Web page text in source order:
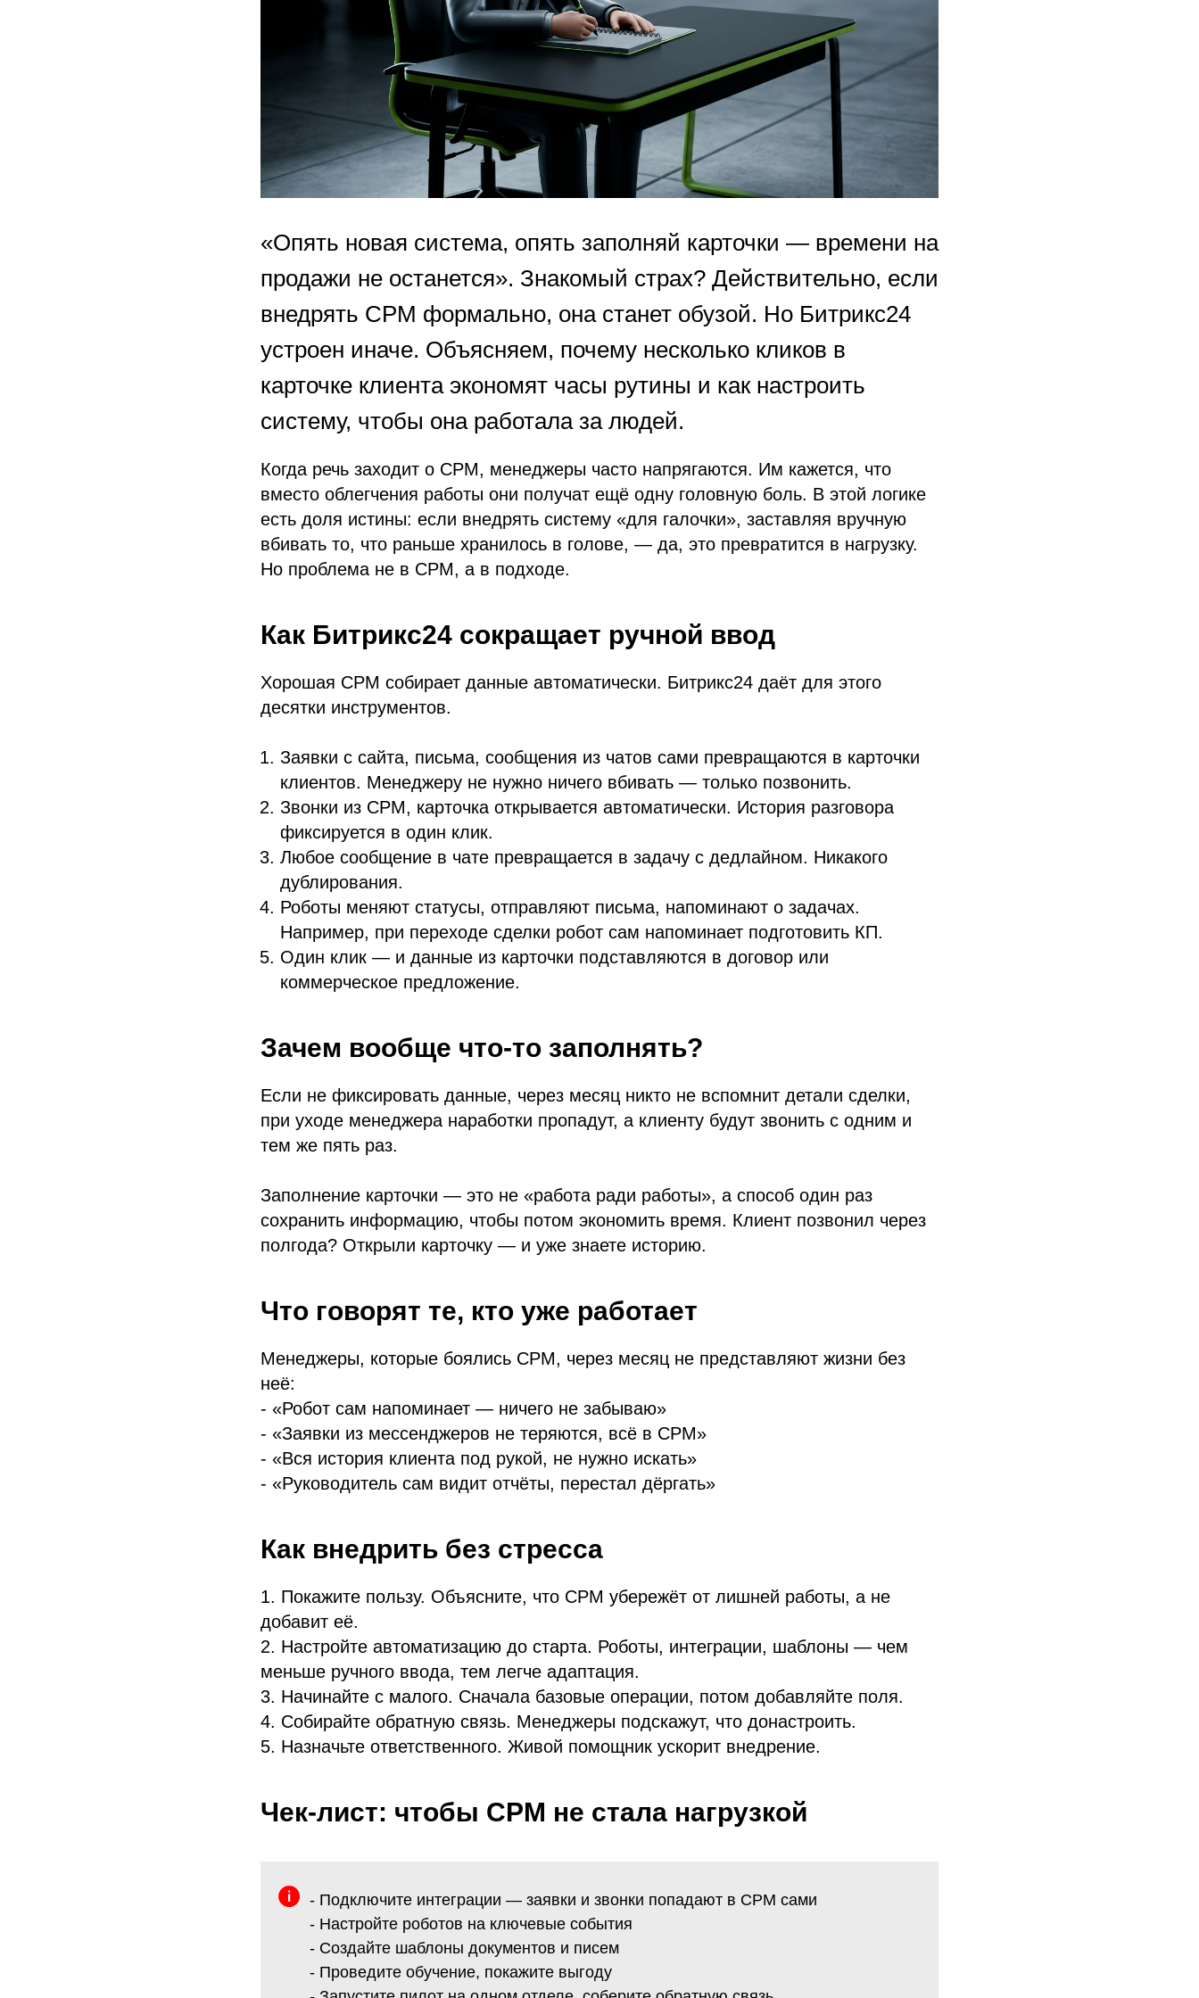
«Опять новая система, опять заполняй карточки — времени на
продажи не останется». Знакомый страх? Действительно, если
внедрять СРМ формально, она станет обузой. Но Битрикс24
устроен иначе. Объясняем, почему несколько кликов в
карточке клиента экономят часы рутины и как настроить
систему, чтобы она работала за людей.
Когда речь заходит о СРМ, менеджеры часто напрягаются. Им кажется, что
вместо облегчения работы они получат ещё одну головную боль. В этой логике
есть доля истины: если внедрять систему «для галочки», заставляя вручную
вбивать то, что раньше хранилось в голове, — да, это превратится в нагрузку.
Но проблема не в СРМ, а в подходе.
Как Битрикс24 сокращает ручной ввод
Хорошая СРМ собирает данные автоматически. Битрикс24 даёт для этого
десятки инструментов.
Заявки с сайта, письма, сообщения из чатов сами превращаются в карточки
клиентов. Менеджеру не нужно ничего вбивать — только позвонить.
Звонки из СРМ, карточка открывается автоматически. История разговора
фиксируется в один клик.
Любое сообщение в чате превращается в задачу с дедлайном. Никакого
дублирования.
Роботы меняют статусы, отправляют письма, напоминают о задачах.
Например, при переходе сделки робот сам напоминает подготовить КП.
Один клик — и данные из карточки подставляются в договор или
коммерческое предложение.
Зачем вообще что-то заполнять?
Если не фиксировать данные, через месяц никто не вспомнит детали сделки,
при уходе менеджера наработки пропадут, а клиенту будут звонить с одним и
тем же пять раз.
Заполнение карточки — это не «работа ради работы», а способ один раз
сохранить информацию, чтобы потом экономить время. Клиент позвонил через
полгода? Открыли карточку — и уже знаете историю.
Что говорят те, кто уже работает
Менеджеры, которые боялись СРМ, через месяц не представляют жизни без
неё:
- «Робот сам напоминает — ничего не забываю»
- «Заявки из мессенджеров не теряются, всё в СРМ»
- «Вся история клиента под рукой, не нужно искать»
- «Руководитель сам видит отчёты, перестал дёргать»
Как внедрить без стресса
1. Покажите пользу. Объясните, что СРМ убережёт от лишней работы, а не
добавит её.
2. Настройте автоматизацию до старта. Роботы, интеграции, шаблоны — чем
меньше ручного ввода, тем легче адаптация.
3. Начинайте с малого. Сначала базовые операции, потом добавляйте поля.
4. Собирайте обратную связь. Менеджеры подскажут, что донастроить.
5. Назначьте ответственного. Живой помощник ускорит внедрение.
Чек-лист: чтобы СРМ не стала нагрузкой
- Подключите интеграции — заявки и звонки попадают в СРМ сами
- Настройте роботов на ключевые события
- Создайте шаблоны документов и писем
- Проведите обучение, покажите выгоду